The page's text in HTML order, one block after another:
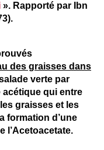
». Rapporté par Ibn
des graisses dans
verte par
acétique qui entre
graisses et les
formation d’une
l’Acetoacetate.